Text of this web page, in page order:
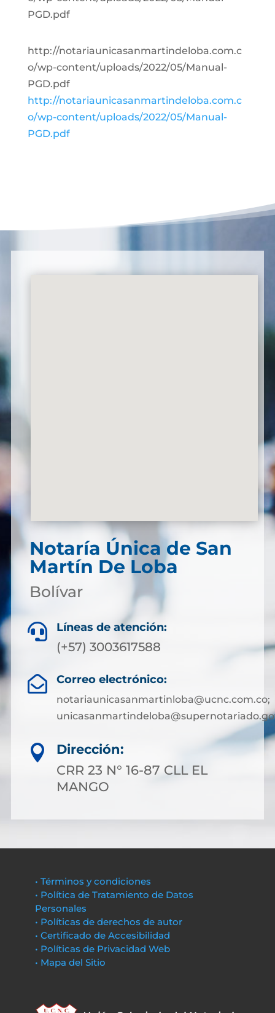
PGD.pdf
http://notariaunicasanmartindeloba.com.c
o/wp-content/uploads/2022/05/Manual-
PGD.pdf
http://notariaunicasanmartindeloba.com.c
o/wp-content/uploads/2022/05/Manual-
PGD.pdf
Notaría Única de San
Martín De Loba
Bolívar
 Líneas de atención:
(+57) 3003617588
 Correo electrónico:
notariaunicasanmartinloba@ucnc.com.co;

Dirección:
CRR 23 N° 16-87 CLL EL
MANGO
• Términos y condiciones
• Política de Tratamiento de Datos
Personales
• Políticas de derechos de autor
• Certificado de Accesibilidad
• Políticas de Privacidad Web
• Mapa del Sitio